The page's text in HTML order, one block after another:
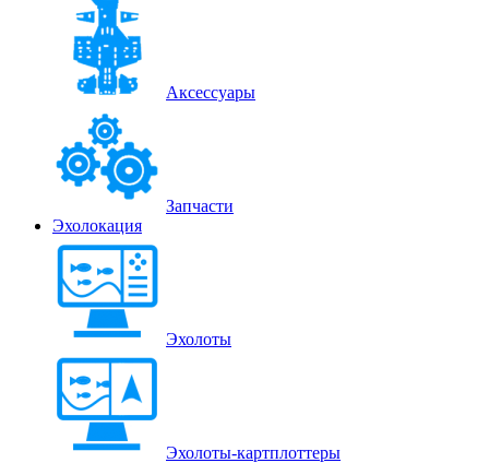
Аксессуары
Запчасти
Эхолокация
Эхолоты
Эхолоты-картплоттеры